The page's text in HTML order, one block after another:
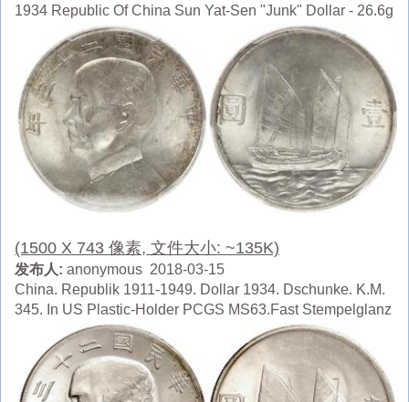
1934 Republic Of China Sun Yat-Sen "Junk" Dollar - 26.6g
(1500 X 743 像素, 文件大小: ~135K)
发布人: anonymous 2018-03-15
China. Republik 1911-1949. Dollar 1934. Dschunke. K.M.
345. In US Plastic-Holder PCGS MS63.Fast Stempelglanz